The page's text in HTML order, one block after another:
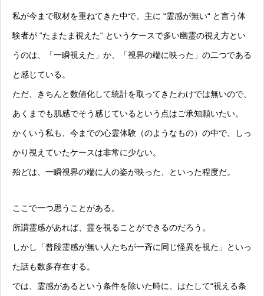
私が今まで取材を重ねてきた中で、主に “霊感が無い“ と言う体
験者が “たまたま視えた“ というケースで多い幽霊の視え方とい
うのは、「一瞬視えた」か、「視界の端に映った」の二つである
と感じている。
ただ、きちんと数値化して統計を取ってきたわけでは無いので、
あくまでも肌感でそう感じているという点はご承知願いたい。
かくいう私も、今までの心霊体験（のようなもの）の中で、しっ
かり視えていたケースは非常に少ない。
殆どは、一瞬視界の端に人の姿が映った、といった程度だ。
ここで一つ思うことがある。
所謂霊感があれば、霊を視ることができるのだろう。
しかし「普段霊感が無い人たちが一斉に同じ怪異を視た」といっ
た話も数多存在する。
では、霊感があるという条件を除いた時に、はたして“視える条